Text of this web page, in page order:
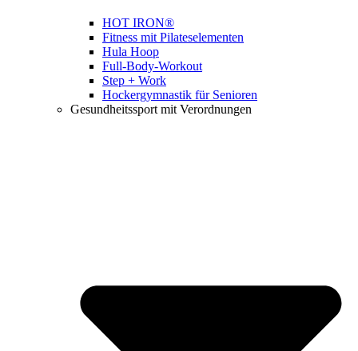
HOT IRON®
Fitness mit Pilateselementen
Hula Hoop
Full-Body-Workout
Step + Work
Hockergymnastik für Senioren
Gesundheitssport mit Verordnungen